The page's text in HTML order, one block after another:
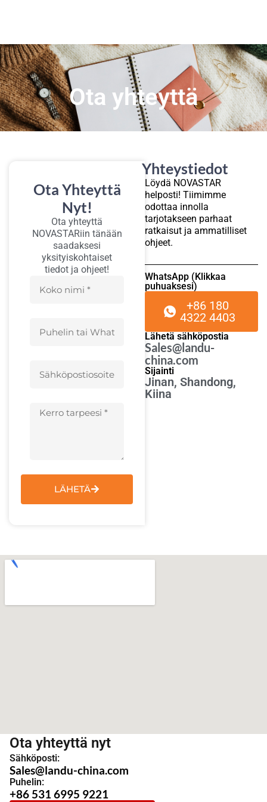
Ota yhteyttä
Ota Yhteyttä
Nyt!
Ota yhteyttä
NOVASTARiin tänään
saadaksesi
yksityiskohtaiset
tiedot ja ohjeet!
LÄHETÄ
Yhteystiedot
Löydä NOVASTAR
helposti! Tiimimme
odottaa innolla
tarjotakseen parhaat
ratkaisut ja ammatilliset
ohjeet.
WhatsApp (Klikkaa
puhuaksesi)
+86 180
4322 4403
Lähetä sähköpostia
Sales@landu-
china.com
Sijainti
Jinan, Shandong,
Kiina
Ota yhteyttä nyt
Sähköposti:
Sales@landu-china.com
Puhelin:
+86 531 6995 9221